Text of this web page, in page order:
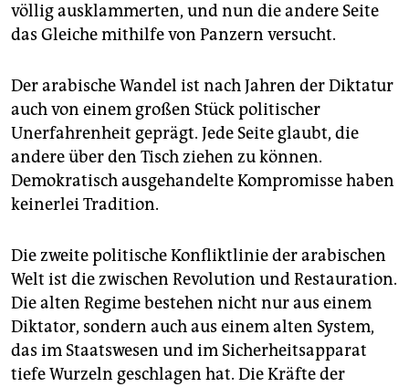
völlig ausklammerten, und nun die andere Seite
das Gleiche mithilfe von Panzern versucht.
Der arabische Wandel ist nach Jahren der Diktatur
auch von einem großen Stück politischer
Unerfahrenheit geprägt. Jede Seite glaubt, die
andere über den Tisch ziehen zu können.
Demokratisch ausgehandelte Kompromisse haben
keinerlei Tradition.
Die zweite politische Konfliktlinie der arabischen
Welt ist die zwischen Revolution und Restauration.
Die alten Regime bestehen nicht nur aus einem
Diktator, sondern auch aus einem alten System,
das im Staatswesen und im Sicherheitsapparat
tiefe Wurzeln geschlagen hat. Die Kräfte der